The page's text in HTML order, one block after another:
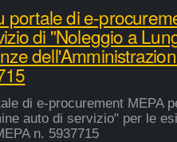
portale di e-
di "Noleggio a
di e-procurement MEPA
auto di servizio" per le
n. 5937715